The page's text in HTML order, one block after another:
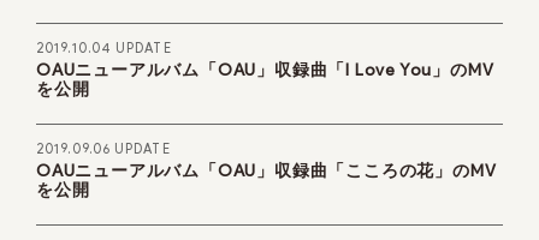
2019.10.04 UPDATE
OAUニューアルバム「OAU」収録曲「I Love You」のMV
を公開
2019.09.06 UPDATE
OAUニューアルバム「OAU」収録曲「こころの花」のMV
を公開